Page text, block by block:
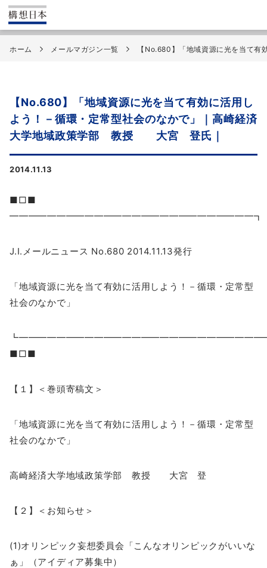
ホーム メールマガジン一覧 【No.680】「地域資源に光を当て
【No.680】「地域資源に光を当て有効に活用し
よう！－循環・定常型社会のなかで」｜高崎経済
大学地域政策学部 教授 大宮 登氏｜
2014.11.13
■□■
━━━━━━━━━━━━━━━━━━━━━━━━━━┓
J.I.メールニュース No.680 2014.11.13発行
「地域資源に光を当て有効に活用しよう！－循環・定常型
社会のなかで」
■□■
【１】＜巻頭寄稿文＞
「地域資源に光を当て有効に活用しよう！－循環・定常型
社会のなかで」
高崎経済大学地域政策学部 教授 大宮 登
【２】＜お知らせ＞
(1)オリンピック妄想委員会「こんなオリンピックがいいな
ぁ」（アイディア募集中）